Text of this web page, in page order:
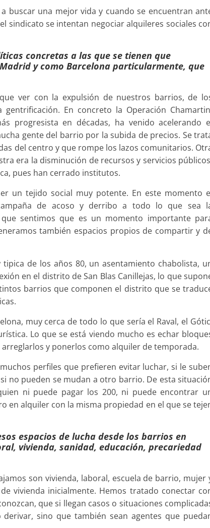
buscar una mejor vida y cuando se encuentran
sindicato se intentan negociar alquileres sociales
concretas a las que se tienen que
y como Barcelona particularmente, que
ver con la expulsión de nuestros barrios, de
En concreto la Operación
progresista en décadas, ha venido acelerando
gente del barrio por la subida de precios. Se
del centro y que rompe los lazos comunitarios.
era la disminución de recursos y servicios
pues han cerrado institutos.
un tejido social muy potente. En este momento
de acoso y derribo a todo lo que sea
sentimos que es un momento importante
también espacios propios de compartir y
de los años 80, un asentamiento chabolista,
en el distrito de San Blas Canillejas, lo que
barrios que componen el distrito que se
muy cerca de todo lo que sería el Raval, el
Lo que se está viendo mucho es echar
y ponerlos como alquiler de temporada.
perfiles que prefieren evitar luchar, si le
no pueden se mudan a otro barrio. De esta
ni puede pagar los 200, ni puede encontrar
en alquiler con la misma propiedad en el que se
espacios de lucha desde los barrios en
vivienda, sanidad, educación, precariedad
son vivienda, laboral, escuela de barrio, mujer
vivienda inicialmente. Hemos tratado conectar
que si llegan casos o situaciones
sino que también sean agentes que